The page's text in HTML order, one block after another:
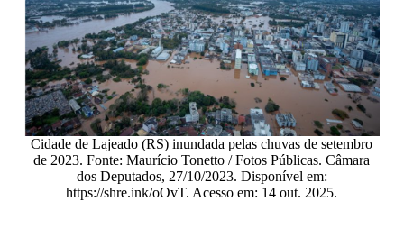
Cidade de Lajeado (RS) inundada pelas chuvas de setembro
de 2023. Fonte: Maurício Tonetto / Fotos Públicas. Câmara
dos Deputados, 27/10/2023. Disponível em:
https://shre.ink/oOvT. Acesso em: 14 out. 2025.